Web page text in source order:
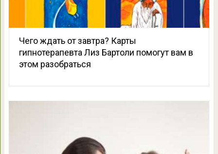
Чего ждать от завтра? Карты
гипнотерапевта Лиз Бартоли помогут вам в
этом разобраться